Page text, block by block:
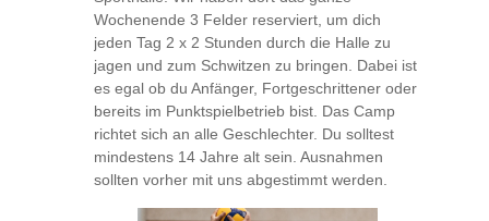
Wochenende 3 Felder reserviert, um dich
jeden Tag 2 x 2 Stunden durch die Halle zu
jagen und zum Schwitzen zu bringen. Dabei ist
es egal ob du Anfänger, Fortgeschrittener oder
bereits im Punktspielbetrieb bist. Das Camp
richtet sich an alle Geschlechter. Du solltest
mindestens 14 Jahre alt sein. Ausnahmen
sollten vorher mit uns abgestimmt werden.